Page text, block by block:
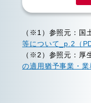
（※1）参照元：国
等について_p.2（
（※2）参照元：厚
の適用猶予事業・業